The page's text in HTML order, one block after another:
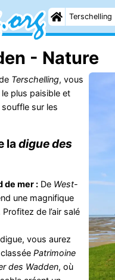
Terschelling
- Nature
Terschelling, vous
plus paisible et
sur les
la digue des
de mer :De West-
une magnifique
de l’air salé
vous aurez
Patrimoine
des Wadden, où